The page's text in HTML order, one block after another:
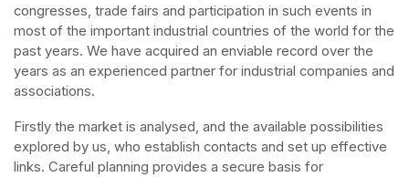
congresses, trade fairs and participation in such events in
most of the important industrial countries of the world for the
past years. We have acquired an enviable record over the
years as an experienced partner for industrial companies and
associations.
Firstly the market is analysed, and the available possibilities
explored by us, who establish contacts and set up effective
links. Careful planning provides a secure basis for